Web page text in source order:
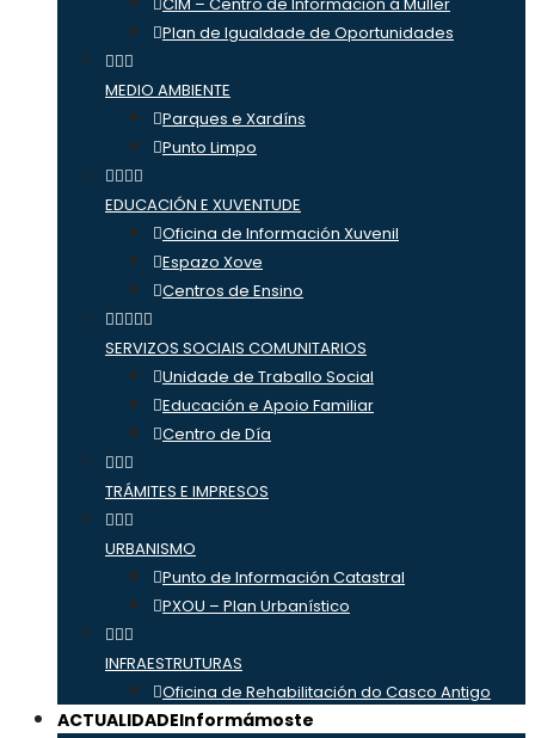
Plan de Igualdade de Oportunidades
MEDIO AMBIENTE
Parques e Xardíns
Punto Limpo
EDUCACIÓN E XUVENTUDE
Oficina de Información Xuvenil
Espazo Xove
Centros de Ensino
SERVIZOS SOCIAIS COMUNITARIOS
Unidade de Traballo Social
Educación e Apoio Familiar
Centro de Día
TRÁMITES E IMPRESOS
URBANISMO
Punto de Información Catastral
PXOU – Plan Urbanístico
INFRAESTRUTURAS
Oficina de Rehabilitación do Casco Antigo
ACTUALIDADEInformámoste